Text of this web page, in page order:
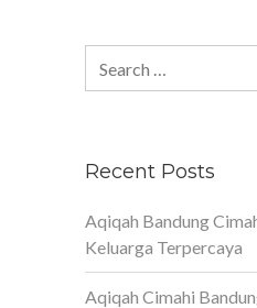
for:
Recent Posts
Aqiqah Bandung
Keluarga Terpercaya
Aqiqah Cimahi